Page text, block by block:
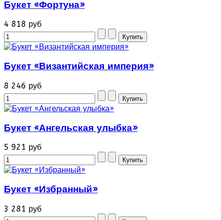
Букет «Фортуна»
4 818 руб
Букет «Византийская империя»
8 246 руб
Букет «Ангельская улыбка»
5 921 руб
Букет «Избранный»
3 281 руб